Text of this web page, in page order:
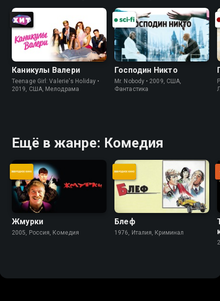
Каникулы Валери
Teenage Girl: Valerie's Holiday •
2019, США, Мелодрама
Господин Никто
Mr. Nobody • 2009, США,
Фантастика
Ещё в жанре: Комедия
Жмурки
2005, Россия, Комедия
Блеф
1976, Италия, Криминал